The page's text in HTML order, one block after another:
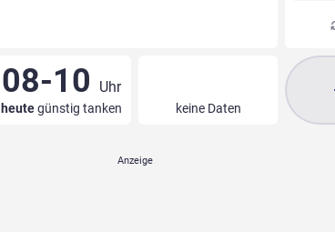
08-10 Uhr
heutegünstig tanken keine Daten